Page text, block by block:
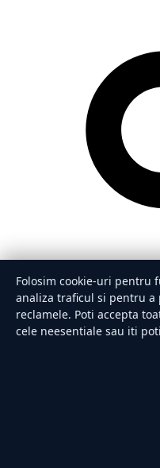
Folosim cookie-uri pentru
analiza traficul si pentru
reclamele. Poti accepta
cele neesentiale sau iti